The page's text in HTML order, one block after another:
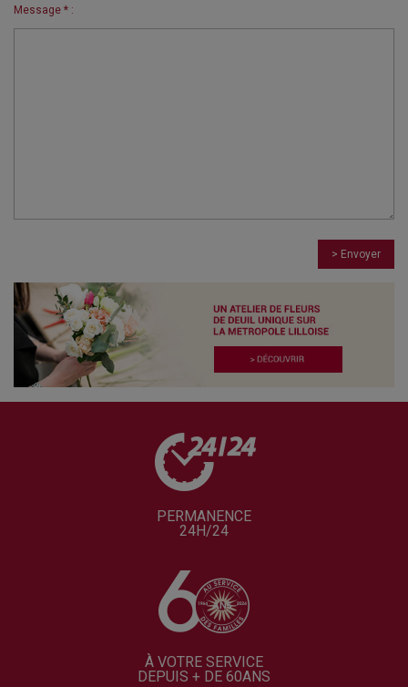
Message * :
> Envoyer
PERMANENCE
24H/24
À VOTRE SERVICE
DEPUIS + DE 60ANS